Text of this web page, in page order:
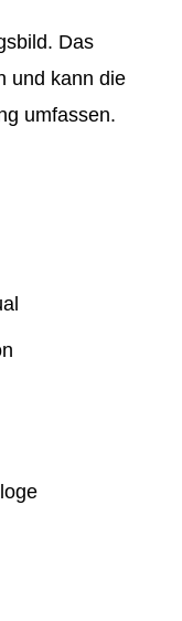
Das
und kann die
umfassen.